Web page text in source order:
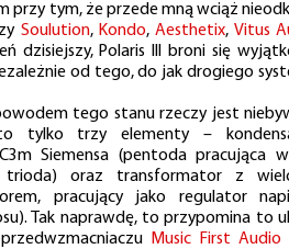
przy tym, że przede mną wciąż
Soulution, Kondo,Aesthetix, Vitus
dzisiejszy, Polaris III broni się
od tego, do jak drogiego
tego stanu rzeczy jest
tylko trzy elementy –
Siemensa (pentoda pracująca
trioda) oraz transformator z
pracujący jako regulator
Tak naprawdę, to przypomina to
Music First Audio